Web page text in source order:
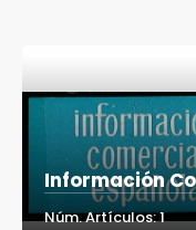
Información
Núm. Artículos: 1